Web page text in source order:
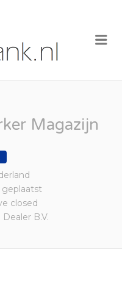
Magazijn
geplaatst
closed
B.V.